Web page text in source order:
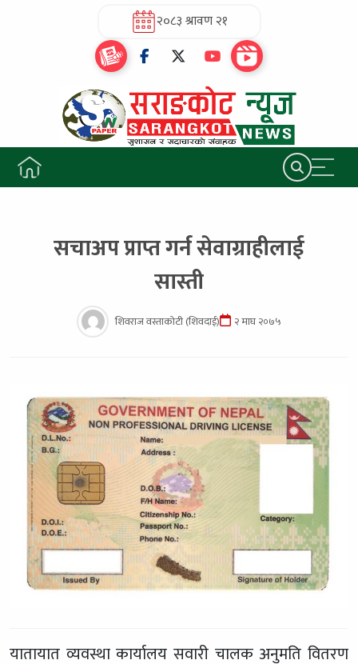
२०८३ श्रावण २१
सचाअप प्राप्त गर्न सेवाग्राहीलाई
सास्ती
शिवराज वस्ताकोटी (शिवदाई) २ माघ २०७५
यातायात व्यवस्था कार्यालय सवारी चालक अनुमति वितरण